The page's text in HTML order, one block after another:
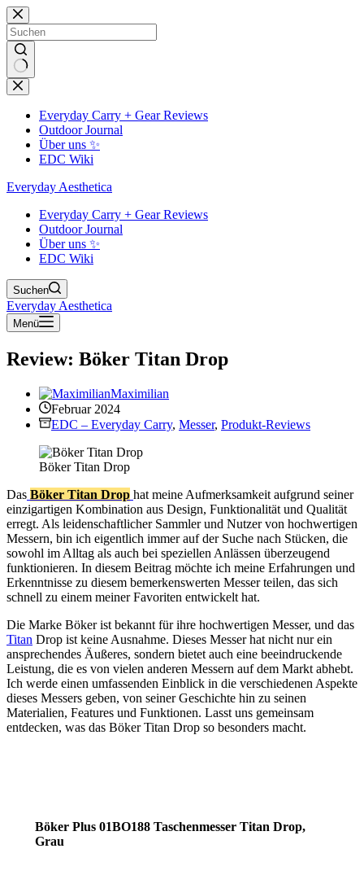
Zum
Inhalt
springen
Keine
Ergebnisse
Everyday Carry + Gear Reviews
Outdoor Journal
Über uns ✨
EDC Wiki
Everyday Aesthetica
Everyday Carry + Gear Reviews
Outdoor Journal
Über uns ✨
EDC Wiki
Suchen
Everyday Aesthetica
Menü
Review: Böker Titan Drop
Maximilian
Februar 2024
EDC – Everyday Carry, Messer, Produkt-Reviews
Böker Titan Drop
Das Böker Titan Drop hat meine Aufmerksamkeit aufgrund seiner
einzigartigen Kombination aus Design, Funktionalität und Qualität
erregt. Als leidenschaftlicher Sammler und Nutzer von hochwertigen
Messern, bin ich eigentlich immer auf der Suche nach Stücken, die
sowohl im Alltag als auch bei speziellen Anlässen überzeugend
funktionieren. In diesem Beitrag möchte ich meine Erfahrungen und
Erkenntnisse zu diesem bemerkenswerten Messer teilen, das sich
schnell zu einem meiner Favoriten entwickelt hat.
Die Marke Böker ist bekannt für ihre hochwertigen Messer, und das
Titan Drop ist keine Ausnahme. Dieses Messer hat nicht nur ein
ansprechendes Äußeres, sondern bietet auch eine beeindruckende
Leistung, die es von vielen anderen Messern auf dem Markt abhebt.
Ich werde einen umfassenden Einblick in die verschiedenen Aspekte
dieses Messers geben, von seiner Geschichte hin zu seinen
Materialien, Features und Funktionen. Lasst uns gemeinsam
entdecken, was das Böker Titan Drop so besonders macht.
Böker Plus 01BO188 Taschenmesser Titan Drop,
Grau